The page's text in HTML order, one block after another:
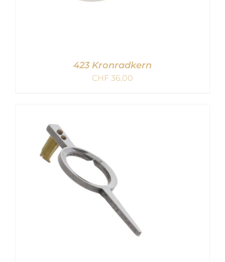
DETAILS
423 Kronradkern
CHF 36,00